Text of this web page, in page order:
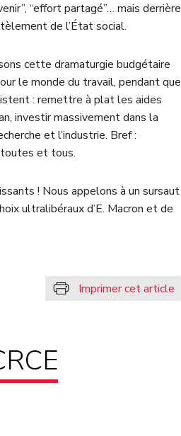
“effort partagé”… mais derrière
de l’État social.
cette dramaturgie budgétaire
le monde du travail, pendant que
: remettre à plat les aides
investir massivement dans la
et l’industrie. Bref :
et tous.
! Nous appelons à un sursaut
ultralibéraux d’E. Macron et de
Imprimer cet article